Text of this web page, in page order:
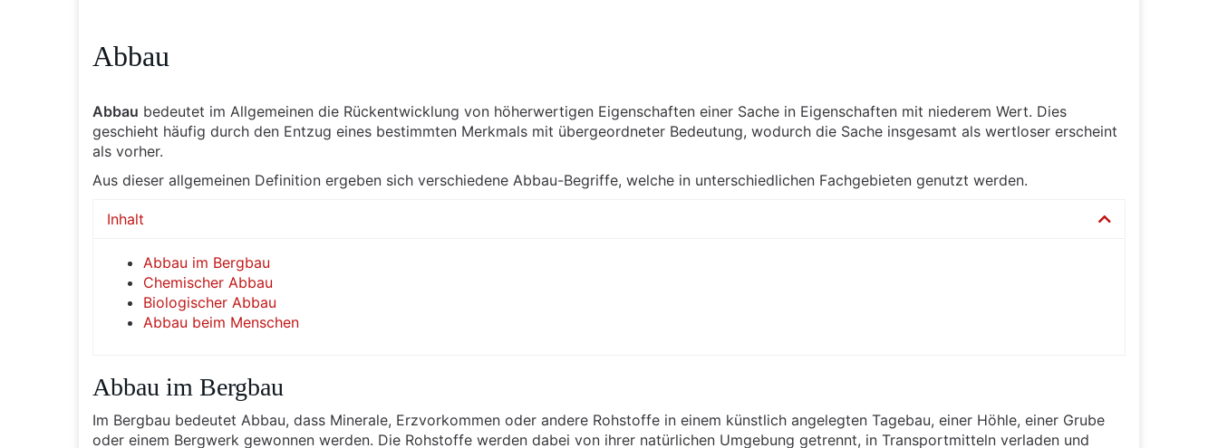
Abbau
Abbau bedeutet im Allgemeinen die Rückentwicklung von höherwertigen Eigenschaften einer Sache in Eigenschaften mit niederem Wert. Dies
geschieht häufig durch den Entzug eines bestimmten Merkmals mit übergeordneter Bedeutung, wodurch die Sache insgesamt als wertloser erscheint
als vorher.
Aus dieser allgemeinen Definition ergeben sich verschiedene Abbau-Begriffe, welche in unterschiedlichen Fachgebieten genutzt werden.
Inhalt
Abbau im Bergbau
Chemischer Abbau
Biologischer Abbau
Abbau beim Menschen
Abbau im Bergbau
Im Bergbau bedeutet Abbau, dass Minerale, Erzvorkommen oder andere Rohstoffe in einem künstlich angelegten Tagebau, einer Höhle, einer Grube
oder einem Bergwerk gewonnen werden. Die Rohstoffe werden dabei von ihrer natürlichen Umgebung getrennt, in Transportmitteln verladen und